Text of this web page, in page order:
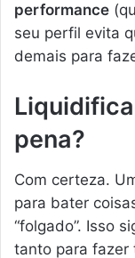
performance
seu perfil evita
demais para
pena?
Com certeza.
para bater
“folgado”. Isso
tanto para fazer